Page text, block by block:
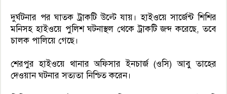
দুর্ঘটনার পর ঘাতক ট্রাকটি উল্টে যায়। হাইওয়ে সার্জেন্ট শিশির
মনিসহ হাইওয়ে পুলিশ ঘটনাস্থল থেকে ট্রাকটি জব্দ করেছে, তবে
চালক পালিয়ে গেছে।
শেরপুর হাইওয়ে থানার অফিসার ইনচার্জ (ওসি) আবু তাহের
দেওয়ান ঘটনার সত্যতা নিশ্চিত করেন।